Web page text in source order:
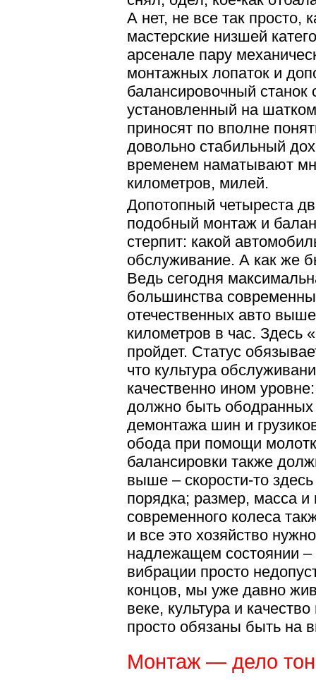
А нет, не все так просто,
мастерские низшей
арсенале пару
монтажных лопаток и
балансировочный
установленный на
приносят по вполне
довольно стабильный
временем наматывают
километров, милей.
Допотопный четыреста
подобный монтаж и
стерпит: какой
обслуживание. А как же
Ведь сегодня
большинства
отечественных авто
километров в час. Здесь
пройдет. Статус
что культура
качественно ином
должно быть ободранных
демонтажа шин и
обода при помощи
балансировки также
выше – скорости-то
порядка; размер, масса
современного колеса
и все это хозяйство
надлежащем состоянии
вибрации просто
концов, мы уже давно
веке, культура и
просто обязаны быть на
Монтаж — дело